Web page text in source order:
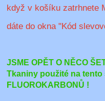
když v košíku zatrhnete
dáte do okna "Kód
JSME OPĚT O NĚCO
Tkaniny použité na
FLUOROKARBONŮ !